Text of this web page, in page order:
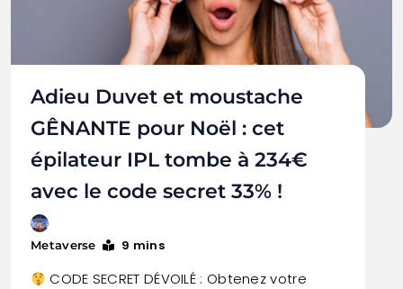
Adieu Duvet et moustache
GÊNANTE pour Noël : cet
épilateur IPL tombe à 234€
avec le code secret 33% !
Metaverse 9 mins
CODE SECRET DÉVOILÉ : Obtenez votre